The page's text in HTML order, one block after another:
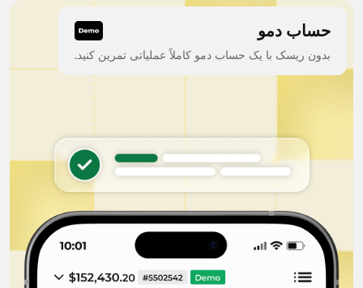
حساب دمو
بدون ریسک با یک حساب دمو کاملاً عملیاتی تمرین کنید.